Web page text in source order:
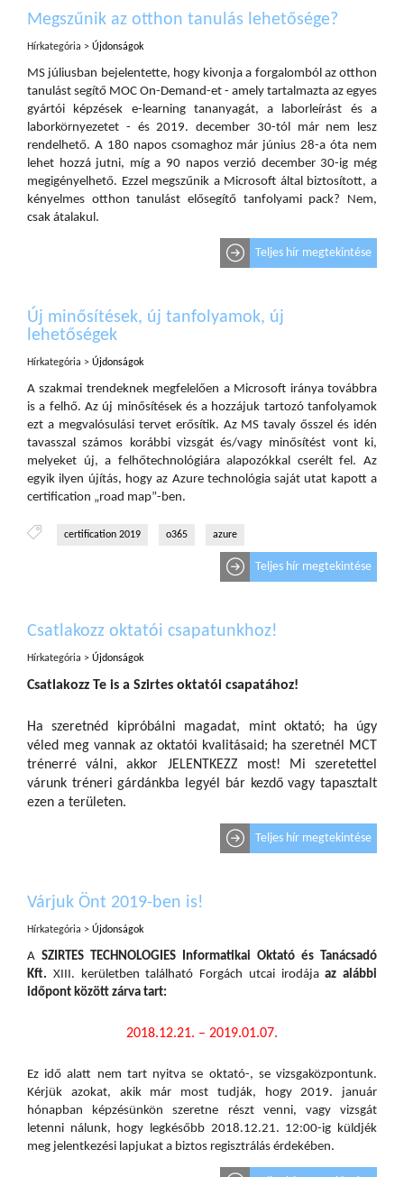
Megszűnik az otthon tanulás lehetősége?
Hírkategória > Újdonságok
MS júliusban bejelentette, hogy kivonja a forgalomból az otthon
tanulást segítő MOC On-Demand-et - amely tartalmazta az egyes
gyártói képzések e-learning tananyagát, a laborleírást és a
laborkörnyezetet - és 2019. december 30-tól már nem lesz
rendelhető. A 180 napos csomaghoz már június 28-a óta nem
lehet hozzá jutni, míg a 90 napos verzió december 30-ig még
megigényelhető. Ezzel megszűnik a Microsoft által biztosított, a
kényelmes otthon tanulást elősegítő tanfolyami pack? Nem,
csak átalakul.
Teljes hír megtekintése
Új minősítések, új tanfolyamok, új
lehetőségek
Hírkategória > Újdonságok
A szakmai trendeknek megfelelően a Microsoft iránya továbbra
is a felhő. Az új minősítések és a hozzájuk tartozó tanfolyamok
ezt a megvalósulási tervet erősítik. Az MS tavaly ősszel és idén
tavasszal számos korábbi vizsgát és/vagy minősítést vont ki,
melyeket új, a felhőtechnológiára alapozókkal cserélt fel. Az
egyik ilyen újítás, hogy az Azure technológia saját utat kapott a
certification „road map”-ben.
certification 2019 o365 azure
Teljes hír megtekintése
Csatlakozz oktatói csapatunkhoz!
Hírkategória > Újdonságok
Csatlakozz Te is a Szirtes oktatói csapatához!
Ha szeretnéd kipróbálni magadat, mint oktató; ha úgy
véled meg vannak az oktatói kvalitásaid; ha szeretnél MCT
trénerré válni, akkor JELENTKEZZ most! Mi szeretettel
várunk tréneri gárdánkba legyél bár kezdő vagy tapasztalt
ezen a területen.
Teljes hír megtekintése
Várjuk Önt 2019-ben is!
Hírkategória > Újdonságok
A SZIRTES TECHNOLOGIES Informatikai Oktató és Tanácsadó
Kft. XIII. kerületben található Forgách utcai irodájaaz alábbi
időpont között zárva tart:
2018.12.21. – 2019.01.07.
Ez idő alatt nem tart nyitva se oktató-, se vizsgaközpontunk.
Kérjük azokat, akik már most tudják, hogy 2019. január
hónapban képzésünkön szeretne részt venni, vagy vizsgát
letenni nálunk, hogy legkésőbb 2018.12.21. 12:00-ig küldjék
meg jelentkezési lapjukat a biztos regisztrálás érdekében.